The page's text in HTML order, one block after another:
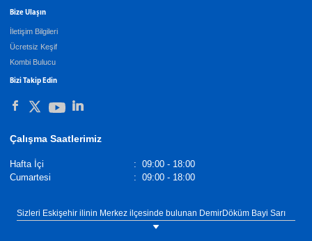
Bize Ulaşın
İletişim Bilgileri
Ücretsiz Keşif
Kombi Bulucu
Bizi Takip Edin
Çalışma Saatlerimiz
Hafta İçi : 09:00 - 18:00
Cumartesi
: 09:00 - 18:00
Sizleri Eskişehir ilinin Merkez ilçesinde bulunan DemirDöküm Bayi Sarı
Tez Doğalgaz showroomumuza bekliyoruz. Tel: 0(222) 322 80 58